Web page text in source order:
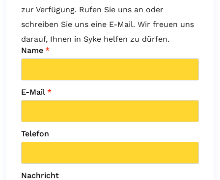
zur Verfügung. Rufen Sie uns an oder
schreiben Sie uns eine E-Mail. Wir freuen uns
darauf, Ihnen in Syke helfen zu dürfen.
Name *
E-Mail *
Telefon
Nachricht